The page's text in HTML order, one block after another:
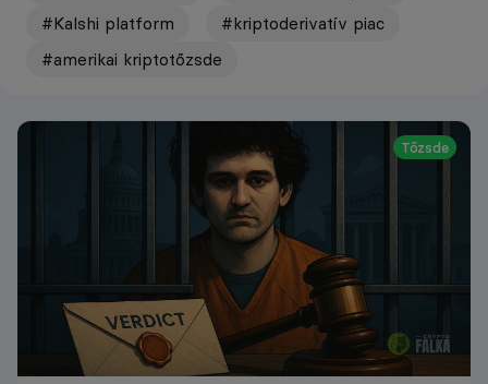
#Kalshi platform
#kriptoderivatív piac
#amerikai kriptotőzsde
Tőzsde